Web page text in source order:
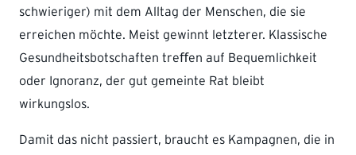
schwieriger) mit dem Alltag der Menschen, die sie
erreichen möchte. Meist gewinnt letzterer. Klassische
Gesundheitsbotschaften treﬀen auf Bequemlichkeit
oder Ignoranz, der gut gemeinte Rat bleibt
wirkungslos.
Damit das nicht passiert, braucht es Kampagnen, die in